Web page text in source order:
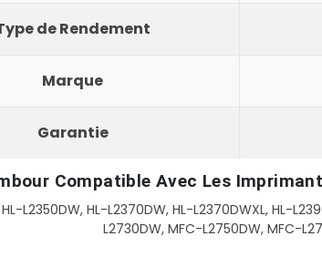
de Rendement
Marque
Garantie
Compatible Avec Les
L2350DW, HL-L2370DW, HL-L2370DWXL, HL-
L2730DW, MFC-L2750DW, MFC-